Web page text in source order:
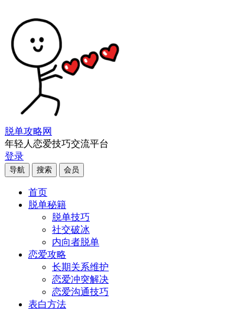
脱单攻略网
年轻人恋爱技巧交流平台
登录
导航 搜索 会员
首页
脱单秘籍
脱单技巧
社交破冰
内向者脱单
恋爱攻略
长期关系维护
恋爱冲突解决
恋爱沟通技巧
表白方法